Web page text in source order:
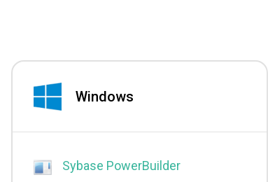
Windows
Sybase PowerBuilder